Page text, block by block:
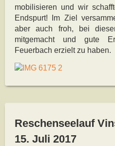
mobilisieren und wir
Endspurt! Im Ziel
aber auch froh, bei
mitgemacht und gute
Feuerbach erzielt zu haben.
Reschenseelauf
15. Juli 2017